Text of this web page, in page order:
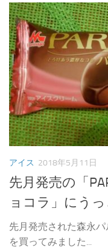
アイス 2018年5月11日
先月発売の「
ョコラ」にうっ
先月発売された森永
を買ってみました...